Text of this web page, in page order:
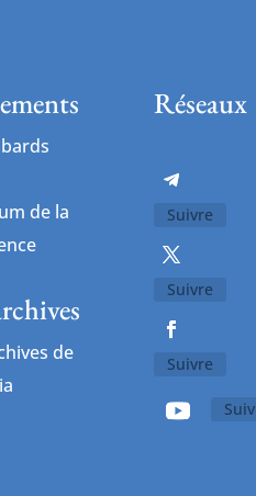
de la
de
Réseaux
Suivre
Suivre
Suivre